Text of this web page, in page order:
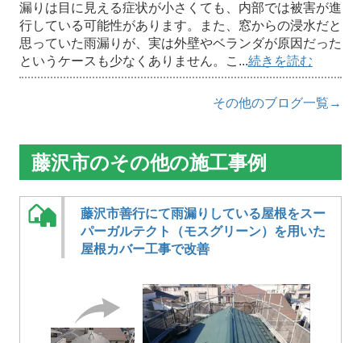
漏りは目に見える症状が小さくても、内部では被害が進
行している可能性があります。また、窓からの浸水だと
思っていた雨漏りが、実は外壁やベランダが原因だった
というケースも少なくありません。こ...続きを読む
その他のブログ一覧→
藤沢市のその他の施工事例
藤沢市善行にて雨漏りしている屋根をスー
パーガルテクト（モスグリーン）を用いた
屋根カバー工事で改善